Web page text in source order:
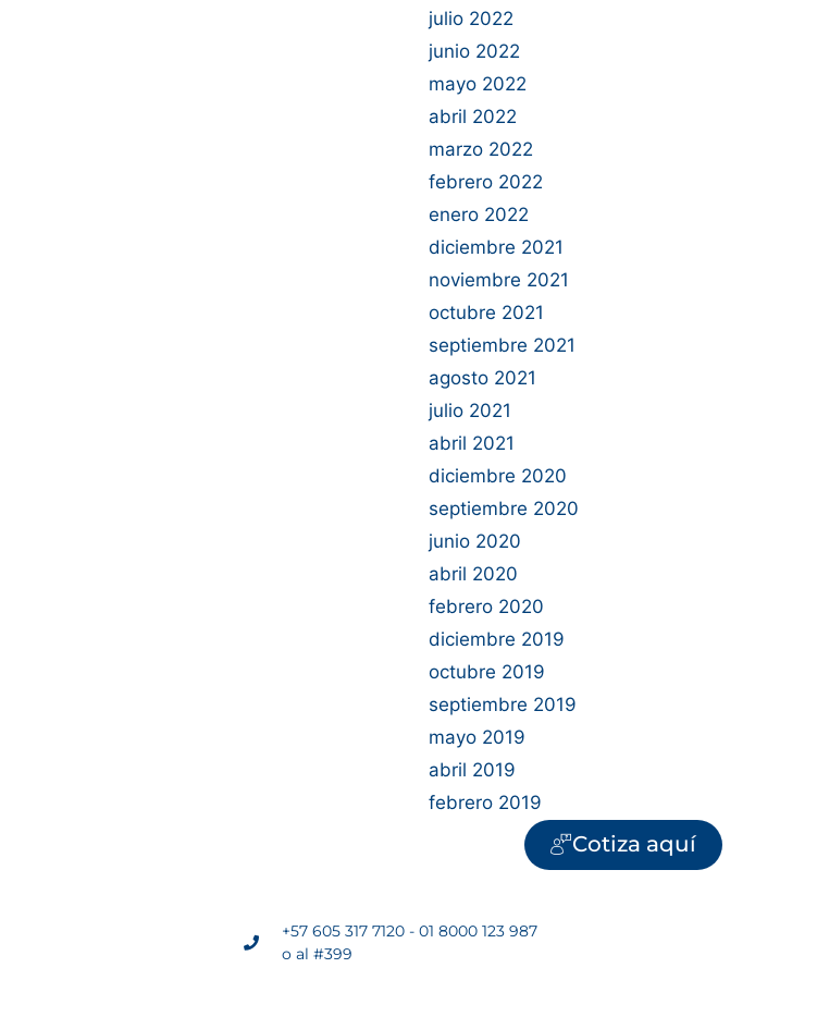
julio 2022
junio 2022
mayo 2022
abril 2022
marzo 2022
febrero 2022
enero 2022
diciembre 2021
noviembre 2021
octubre 2021
septiembre 2021
agosto 2021
julio 2021
abril 2021
diciembre 2020
septiembre 2020
junio 2020
abril 2020
febrero 2020
diciembre 2019
octubre 2019
septiembre 2019
mayo 2019
abril 2019
febrero 2019
+57 605 317 7120 - 01 8000 123 987
o al #399
Cotiza aquí